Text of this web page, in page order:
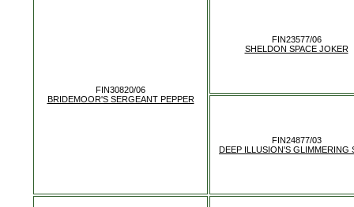
FIN30820/06
BRIDEMOOR'S SERGEANT PEPPER
FIN23577/06
SHELDON SPACE JOKER
FIN24877/03
DEEP ILLUSION'S GLIMMERING